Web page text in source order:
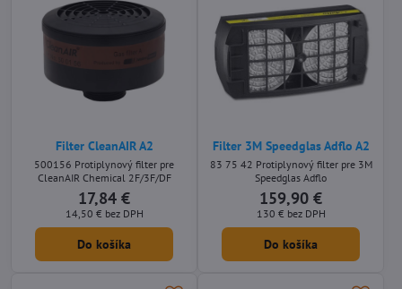
Filter CleanAIR A2
500156 Protiplynový filter pre
CleanAIR Chemical 2F/3F/DF
17,84 €
14,50 € bez DPH
Do košíka
Filter 3M Speedglas Adflo A2
83 75 42 Protiplynový filter pre 3M
Speedglas Adflo
159,90 €
130 € bez DPH
Do košíka